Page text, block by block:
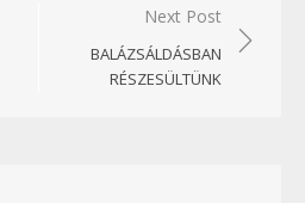
Next Post
BALÁZSÁLDÁSBAN
RÉSZESÜLTÜNK